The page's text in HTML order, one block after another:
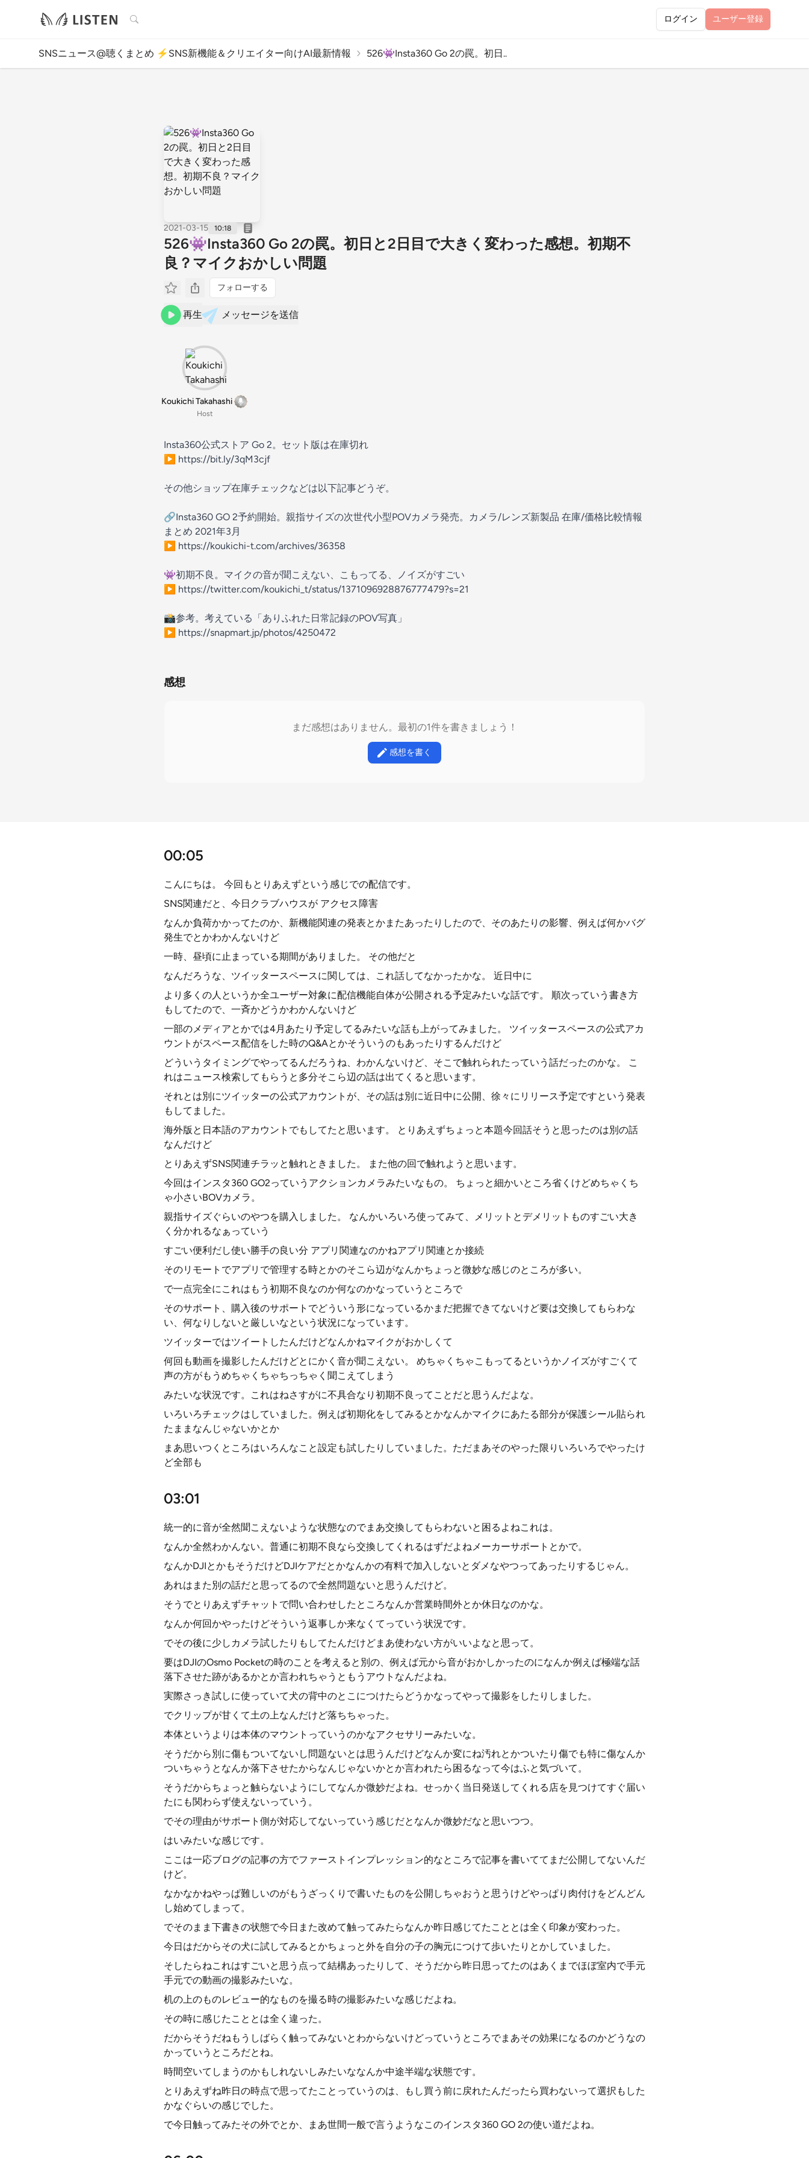
検索 ログイン ユーザー登録
SNSニュース@聴くまとめ ⚡️SNS新機能＆クリエイター向けAI最新情報 526👾Insta360 Go 2の罠。初日..
2021-03-15 10:18
526👾Insta360 Go 2の罠。初日と2日目で大きく変わった感想。初期不
良？マイクおかしい問題
フォローする
再生 メッセージを送信
Koukichi Takahashi
Host
Insta360公式ストア Go 2。セット版は在庫切れ
▶︎ https://bit.ly/3qM3cjf
その他ショップ在庫チェックなどは以下記事どうぞ。
🔗Insta360 GO 2予約開始。親指サイズの次世代小型POVカメラ発売。カメラ/レンズ新製品 在庫/価格比較情報
まとめ 2021年3月
▶︎ https://koukichi-t.com/archives/36358
👾初期不良。マイクの音が聞こえない、こもってる、ノイズがすごい
▶︎ https://twitter.com/koukichi_t/status/1371096928876777479?s=21
📸参考。考えている「ありふれた日常記録のPOV写真」
▶︎ https://snapmart.jp/photos/4250472
感想
まだ感想はありません。最初の1件を書きましょう！
感想を書く
00:05
こんにちは。 今回もとりあえずという感じでの配信です。
SNS関連だと、今日クラブハウスが アクセス障害
なんか負荷かかってたのか、新機能関連の発表とかまたあったりしたので、そのあたりの影響、例えば何かバグ
発生でとかわかんないけど
一時、昼頃に止まっている期間がありました。 その他だと
なんだろうな、ツイッタースペースに関しては、これ話してなかったかな。 近日中に
より多くの人というか全ユーザー対象に配信機能自体が公開される予定みたいな話です。 順次っていう書き方
もしてたので、一斉かどうかわかんないけど
一部のメディアとかでは4月あたり予定してるみたいな話も上がってみました。 ツイッタースペースの公式アカ
ウントがスペース配信をした時のQ&Aとかそういうのもあったりするんだけど
どういうタイミングでやってるんだろうね、わかんないけど、そこで触れられたっていう話だったのかな。 こ
れはニュース検索してもらうと多分そこら辺の話は出てくると思います。
それとは別にツイッターの公式アカウントが、その話は別に近日中に公開、徐々にリリース予定ですという発表
もしてました。
海外版と日本語のアカウントでもしてたと思います。 とりあえずちょっと本題今回話そうと思ったのは別の話
なんだけど
とりあえずSNS関連チラッと触れときました。 また他の回で触れようと思います。
今回はインスタ360 GO2っていうアクションカメラみたいなもの。 ちょっと細かいところ省くけどめちゃくち
ゃ小さいBOVカメラ。
親指サイズぐらいのやつを購入しました。 なんかいろいろ使ってみて、メリットとデメリットものすごい大き
く分かれるなぁっていう
すごい便利だし使い勝手の良い分 アプリ関連なのかねアプリ関連とか接続
そのリモートでアプリで管理する時とかのそこら辺がなんかちょっと微妙な感じのところが多い。
で一点完全にこれはもう初期不良なのか何なのかなっていうところで
そのサポート、購入後のサポートでどういう形になっているかまだ把握できてないけど要は交換してもらわな
い、何なりしないと厳しいなという状況になっています。
ツイッターではツイートしたんだけどなんかねマイクがおかしくて
何回も動画を撮影したんだけどとにかく音が聞こえない。 めちゃくちゃこもってるというかノイズがすごくて
声の方がもうめちゃくちゃちっちゃく聞こえてしまう
みたいな状況です。これはねさすがに不具合なり初期不良ってことだと思うんだよな。
いろいろチェックはしていました。例えば初期化をしてみるとかなんかマイクにあたる部分が保護シール貼られ
たままなんじゃないかとか
まあ思いつくところはいろんなこと設定も試したりしていました。ただまあそのやった限りいろいろでやったけ
ど全部も
03:01
統一的に音が全然聞こえないような状態なのでまあ交換してもらわないと困るよねこれは。
なんか全然わかんない。普通に初期不良なら交換してくれるはずだよねメーカーサポートとかで。
なんかDJIとかもそうだけどDJIケアだとかなんかの有料で加入しないとダメなやつってあったりするじゃん。
あれはまた別の話だと思ってるので全然問題ないと思うんだけど。
そうでとりあえずチャットで問い合わせしたところなんか営業時間外とか休日なのかな。
なんか何回かやったけどそういう返事しか来なくてっていう状況です。
でその後に少しカメラ試したりもしてたんだけどまあ使わない方がいいよなと思って。
要はDJIのOsmo Pocketの時のことを考えると別の、例えば元から音がおかしかったのになんか例えば極端な話
落下させた跡があるかとか言われちゃうともうアウトなんだよね。
実際さっき試しに使っていて犬の背中のとこにつけたらどうかなってやって撮影をしたりしました。
でクリップが甘くて土の上なんだけど落ちちゃった。
本体というよりは本体のマウントっていうのかなアクセサリーみたいな。
そうだから別に傷もついてないし問題ないとは思うんだけどなんか変にね汚れとかついたり傷でも特に傷なんか
ついちゃうとなんか落下させたからなんじゃないかとか言われたら困るなって今はふと気づいて。
そうだからちょっと触らないようにしてなんか微妙だよね。せっかく当日発送してくれる店を見つけてすぐ届い
たにも関わらず使えないっていう。
でその理由がサポート側が対応してないっていう感じだとなんか微妙だなと思いつつ。
はいみたいな感じです。
ここは一応ブログの記事の方でファーストインプレッション的なところで記事を書いててまだ公開してないんだ
けど。
なかなかねやっぱ難しいのがもうざっくりで書いたものを公開しちゃおうと思うけどやっぱり肉付けをどんどん
し始めてしまって。
でそのまま下書きの状態で今日また改めて触ってみたらなんか昨日感じてたこととは全く印象が変わった。
今日はだからその犬に試してみるとかちょっと外を自分の子の胸元につけて歩いたりとかしていました。
そしたらねこれはすごいと思う点って結構あったりして、そうだから昨日思ってたのはあくまでほぼ室内で手元
手元での動画の撮影みたいな。
机の上のものレビュー的なものを撮る時の撮影みたいな感じだよね。
その時に感じたこととは全く違った。
だからそうだねもうしばらく触ってみないとわからないけどっていうところでまあその効果になるのかどうなの
かっていうところだとね。
時間空いてしまうのかもしれないしみたいななんか中途半端な状態です。
とりあえずね昨日の時点で思ってたことっていうのは、もし買う前に戻れたんだったら買わないって選択もした
かなぐらいの感じでした。
で今日触ってみたその外でとか、まあ世間一般で言うようなこのインスタ360 GO 2の使い道だよね。